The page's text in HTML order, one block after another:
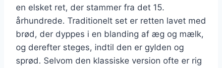
en elsket ret, der stammer fra det 15.
århundrede. Traditionelt set er retten lavet med
brød, der dyppes i en blanding af æg og mælk,
og derefter steges, indtil den er gylden og
sprød. Selvom den klassiske version ofte er rig